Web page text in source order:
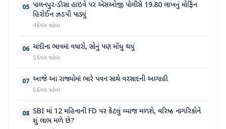
05 પાલનપુર-ડીસા હાઇવે પર એસઓજી પોલીસે 19.80 લાખનું મોર્ફિન
હિરોઈન ઝડપી પાડ્યું
4 દિવસ પહેલા
06 ચાંદીના ભાવમાં વધારો, સોનું પણ મોંઘુ થયું
5 દિવસ પહેલા
07 આજે આ રાજ્યોમાં ભારે પવન સાથે વરસાદની આગાહી
6 દિવસ પહેલા
08 SBI માં 12 મહિનાની FD પર કેટલું વ્યાજ મળશે, વરિષ્ઠ નાગરિકોને
શું લાભ મળે છે?